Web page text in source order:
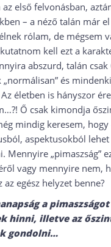
első felvonásban,
– a néző talán már
rólam, de mégsem
kell ezt a
abszurd, talán csak
„normálisan” és
életben is hányszor
Ő csak kimondja
mindig keresem, hogy
aspektusokból lehet
Mennyire „pimaszság”
vagy mennyire nem,
az egész helyzet benne?
a
hinni, illetve az
gondolni…